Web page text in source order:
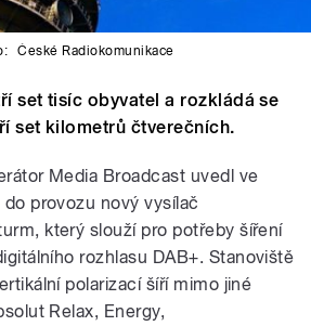
České Radiokomunikace
set tisíc obyvatel a rozkládá se
set kilometrů čtverečních.
Media Broadcast uvedl ve
provozu nový vysílač
který slouží pro potřeby šíření
rozhlasu DAB+. Stanoviště
polarizací šíří mimo jiné
Relax, Energy,